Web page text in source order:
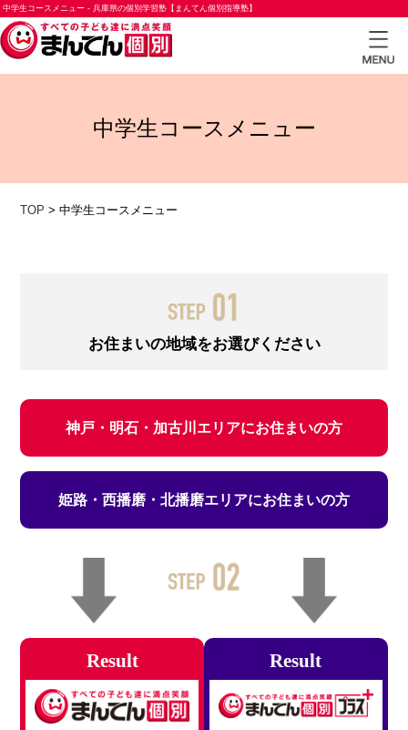
中学生コースメニュー - 兵庫県の個別学習塾【まんてん個別指導塾】
ース
合格
教室
スト
ーリ
中学生コースメニュー
TOP >中学生コースメニュー
お住まいの地域をお選びください
神戸・明石・加古川エリアにお住まいの方
姫路・西播磨・北播磨エリアにお住まいの方
Result Result